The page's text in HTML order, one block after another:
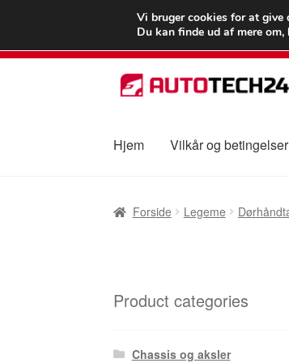
Spring
til
Spring
til
Hjem Vilkår og betingelser
Forside Legeme
Product categories
Chassis og aksler
Vi bruger cookies for at give
Du kan finde ud af mere